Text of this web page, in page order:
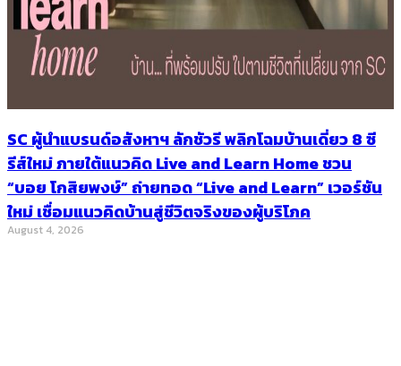
SC ผู้นำแบรนด์อสังหาฯ ลักชัวรี พลิกโฉมบ้านเดี่ยว 8 ซี
รีส์ใหม่ ภายใต้แนวคิด Live and Learn Home ชวน
“บอย โกสิยพงษ์” ถ่ายทอด “Live and Learn” เวอร์ชัน
ใหม่ เชื่อมแนวคิดบ้านสู่ชีวิตจริงของผู้บริโภค
August 4, 2026